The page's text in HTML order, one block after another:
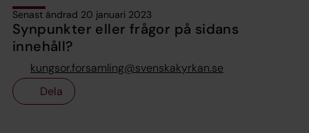
Senast ändrad 20 januari 2023
Synpunkter eller frågor på sidans
innehåll?
kungsor.forsamling@svenskakyrkan.se
Dela